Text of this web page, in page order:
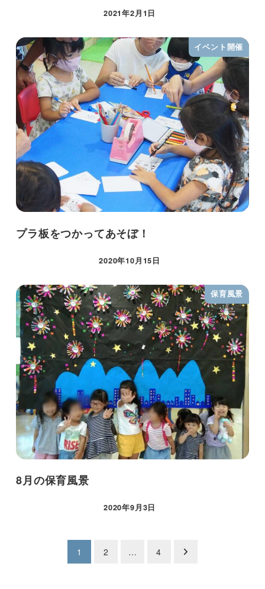
2021年2月1日
イベント開催
プラ板をつかってあそぼ！
2020年10月15日
保育風景
8月の保育風景
2020年9月3日
1 2 … 4